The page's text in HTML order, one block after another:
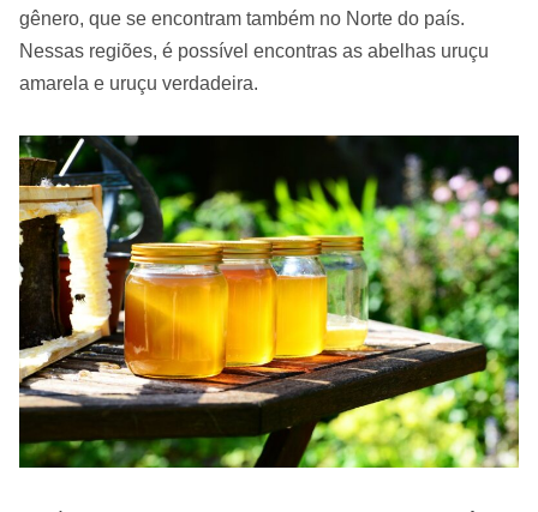
gênero, que se encontram também no Norte do país.
Nessas regiões, é possível encontras as abelhas uruçu
amarela e uruçu verdadeira.